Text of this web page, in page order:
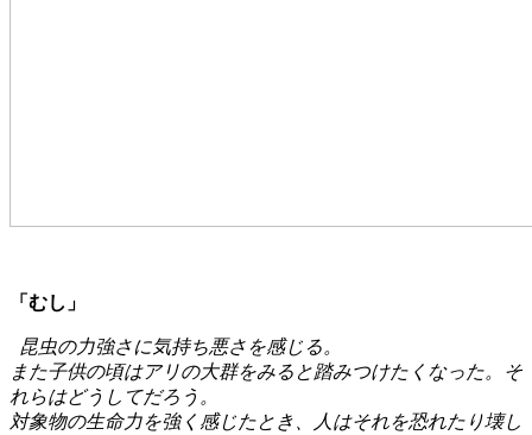
「むし」
昆虫の力強さに気持ち悪さを感じる。
また子供の頃はアリの大群をみると踏みつけたくなった。そ
れらはどうしてだろう。
対象物の生命力を強く感じたとき、人はそれを恐れたり壊し